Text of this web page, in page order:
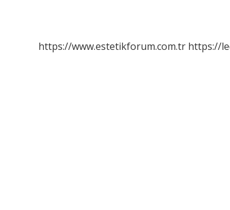
https://www.estetikforum.com.tr https://